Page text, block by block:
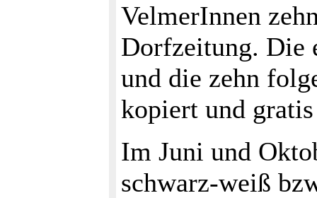
VelmerInnen
Dorfzeitung. Die
und die zehn
kopiert und
Im Juni und
schwarz-weiß